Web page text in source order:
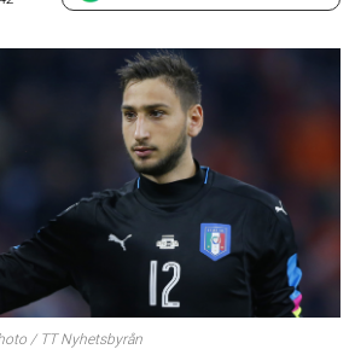
/ TT Nyhetsbyrån